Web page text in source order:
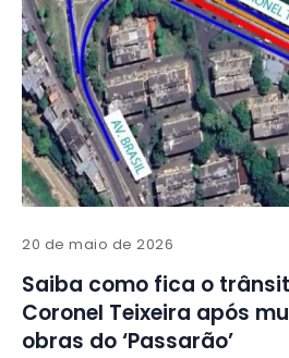
20 de maio de 2026
Saiba como fica o
Coronel Teixeira após
obras do ‘Passarão’